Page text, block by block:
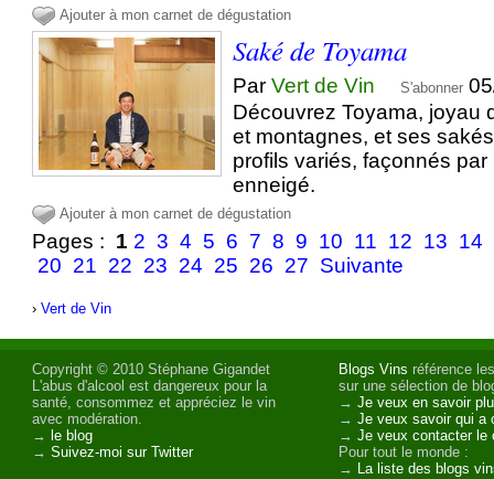
Ajouter à mon carnet de dégustation
Saké de Toyama
ParVert de Vin S'abonner
Découvrez Toyama, joyau
et montagnes, et ses
profils variés, façonnés
enneigé.
Ajouter à mon carnet de dégustation
Pages : 1 2 3 4 5 6 7 8 9 10 11 12 13 14
20 21 22 23 24 25 26 27 Suivante
›Vert de Vin
Copyright © 2010 Stéphane Gigandet
L'abus d'alcool est dangereux pour la
santé, consommez et appréciez le vin
avec modération.
→ le blog
→Suivez-moi sur Twitter
Blogs Vins référence
sur une sélection de
→Je veux en savoir
→Je veux savoir qui a
→Je veux contacter le
Pour tout le monde :
→ La liste des blogs